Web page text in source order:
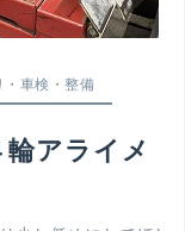
・ 車検・整備
アライメ